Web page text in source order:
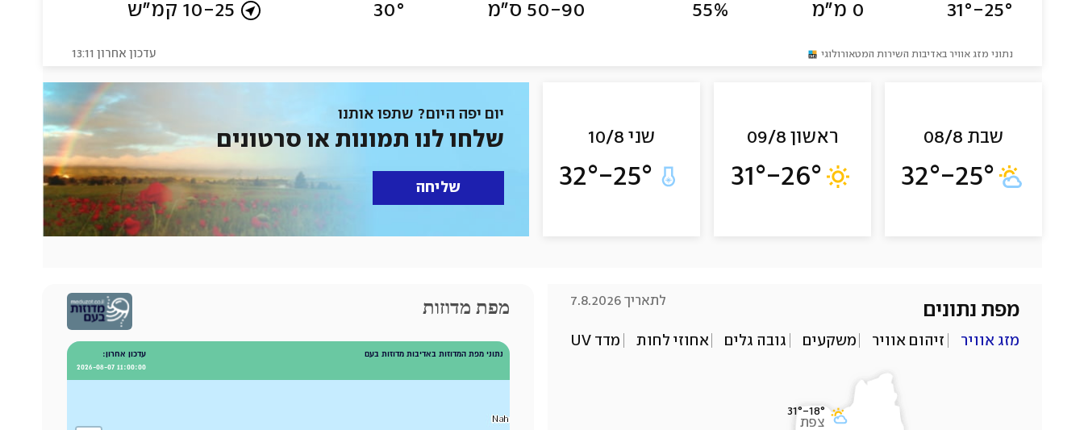
25°
-
31° 0 מ"מ 55% 50-90 ס"מ 30° 10-25 קמ"ש
נתוני מזג אוויר באדיבות השירות המטאורולוגי עדכון אחרון 13:11
שבת 08/8
25°
-
32°
ראשון 09/8
26°
-
31°
שני 10/8
25°
-
32°
יום יפה היום? שתפו אותנו
שלחו לנו תמונות או סרטונים
שליחה
מפת מדוזות מפת נתונים לתאריך 7.8.2026
מזג אוויר זיהום אוויר משקעים גובה גלים אחוזי לחות מדד UV
18°
-
31°
צפת